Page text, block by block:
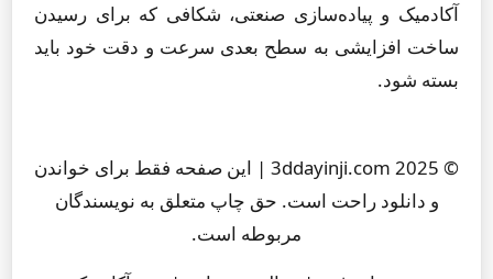
آکادمیک و پیاده‌سازی صنعتی، شکافی که برای رسیدن
ساخت افزایشی به سطح بعدی سرعت و دقت خود باید
بسته شود.
© 2025 3ddayinji.com | این صفحه فقط برای خواندن
و دانلود راحت است. حق چاپ متعلق به نویسندگان
مربوطه است.